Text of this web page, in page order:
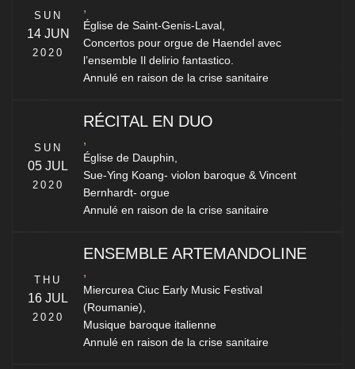
SUN
14 JUN
2020
,
Église de Saint-Genis-Laval,
Concertos pour orgue de Haendel avec
l’ensemble Il delirio fantastico.
Annulé en raison de la crise sanitaire
SUN
05 JUL
2020
RÉCITAL EN DUO
,
Église de Dauphin,
Sue-Ying Koang- violon baroque & Vincent
Bernhardt- orgue
Annulé en raison de la crise sanitaire
THU
16 JUL
2020
ENSEMBLE ARTEMANDOLINE
,
Miercurea Ciuc Early Music Festival
(Roumanie),
Musique baroque italienne
Annulé en raison de la crise sanitaire